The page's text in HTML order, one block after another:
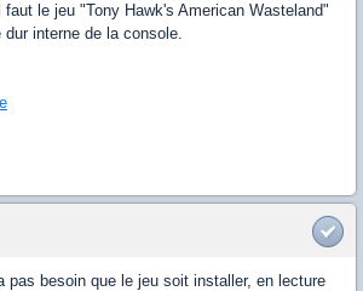
le jeu "Tony Hawk's American Wasteland"
interne de la console.
pas besoin que le jeu soit installer, en lecture